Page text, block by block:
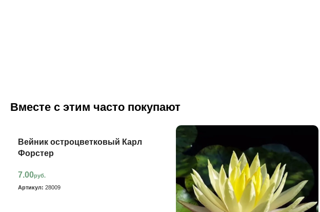
Вместе с этим часто покупают
Вейник остроцветковый Карл
Форстер
7.00руб.
Артикул: 28009